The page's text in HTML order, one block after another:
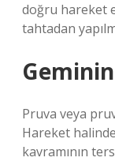
doğru hareket
tahtadan
Pruva veya
Hareket
kavramının